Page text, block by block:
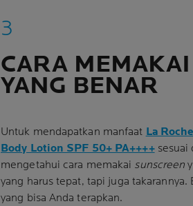
CARA
YANG BENAR
Untuk mendapatkan manfaat La
Body Lotion SPF 50+ PA++++sesuai
mengetahui cara memakai sunscreen
yang harus tepat, tapi juga
yang bisa Anda terapkan.